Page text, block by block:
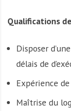
Qualifications
Disposer
délais de
Expérience
Maîtrise du